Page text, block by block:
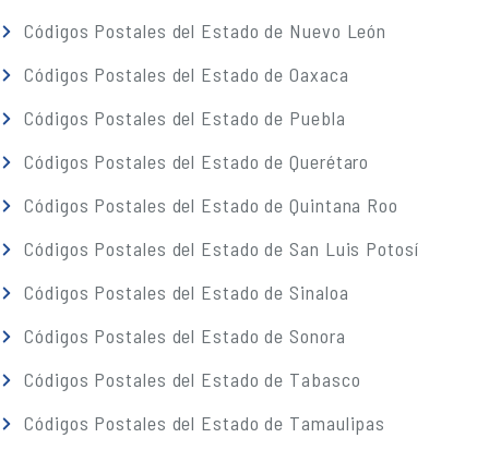
Códigos Postales del Estado de Nuevo León
Códigos Postales del Estado de Oaxaca
Códigos Postales del Estado de Puebla
Códigos Postales del Estado de Querétaro
Códigos Postales del Estado de Quintana Roo
Códigos Postales del Estado de San Luis Potosí
Códigos Postales del Estado de Sinaloa
Códigos Postales del Estado de Sonora
Códigos Postales del Estado de Tabasco
Códigos Postales del Estado de Tamaulipas